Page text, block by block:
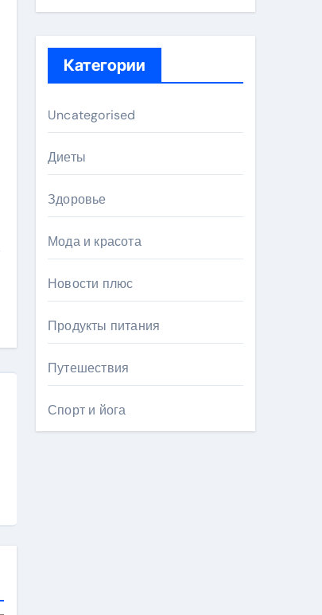
Категории
Uncategorised
Диеты
Здоровье
Мода и красота
Новости плюс
Продукты питания
Путешествия
Спорт и йога